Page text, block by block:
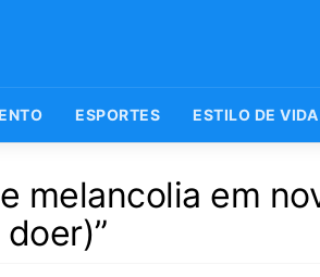
ESPORTES ESTILO DE VIDA
melancolia em